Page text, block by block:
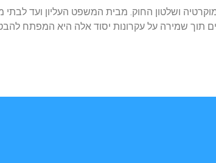
ושלטון החוק. מבית המשפט העליון ועד
תוך שמירה על עקרונות יסוד אלה היא המפתח